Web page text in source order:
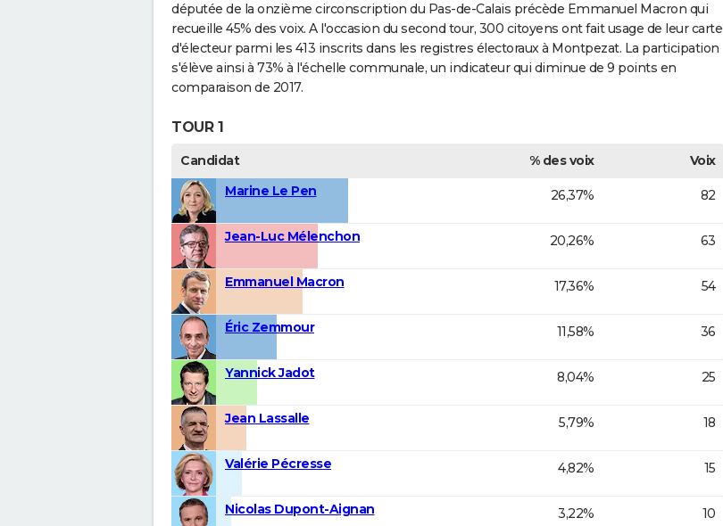
députée de la onzième circonscription du Pas-de-Calais précède Emmanuel Macron qui
recueille 45% des voix. A l'occasion du second tour, 300 citoyens ont fait usage de leur carte
d'électeur parmi les 413 inscrits dans les registres électoraux à Montpezat. La participation
s'élève ainsi à 73% à l'échelle communale, un indicateur qui diminue de 9 points en
comparaison de 2017.
TOUR 1
Candidat % des voix
Voix
Marine Le Pen
26,37% 82
Jean-Luc Mélenchon 20,26% 63
Emmanuel Macron 17,36% 54
Éric Zemmour 11,58% 36
Yannick Jadot 8,04% 25
Jean Lassalle 5,79% 18
Valérie Pécresse 4,82% 15
Nicolas Dupont-Aignan 3,22% 10